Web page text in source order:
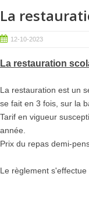
La
12-10-2023
La restauration
La restauration est un
se fait en 3 fois, sur la
Tarif en vigueur
année.
Prix du repas demi-
Le règlement
-
-